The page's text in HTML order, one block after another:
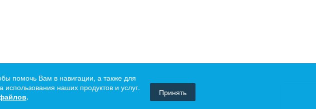
помочь Вам в навигации, а также для
использования наших продуктов и услуг.
. Принять